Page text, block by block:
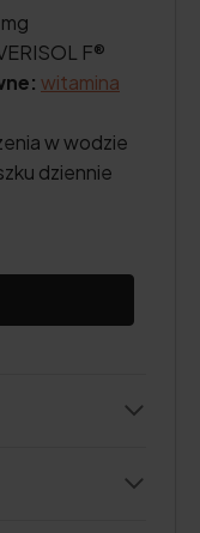
F®
witamina
w wodzie
dziennie